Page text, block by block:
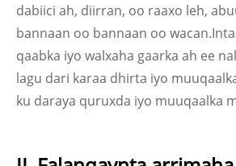
dabiici ah, diirran, oo raaxo leh,
bannaan oo bannaan oo
qaabka iyo walxaha gaarka ah ee
lagu dari karaa dhirta iyo
ku daraya quruxda iyo muuqaalka